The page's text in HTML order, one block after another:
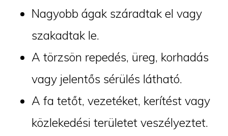
Nagyobb ágak száradtak el vagy
szakadtak le.
A törzsön repedés, üreg, korhadás
vagy jelentős sérülés látható.
A fa tetőt, vezetéket, kerítést vagy
közlekedési területet veszélyeztet.